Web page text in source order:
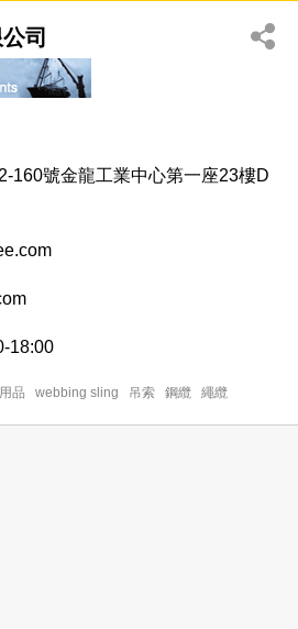
司
160號金龍工業中心第一座23樓D
18:00
品 webbing sling 吊索 鋼纜 繩纜